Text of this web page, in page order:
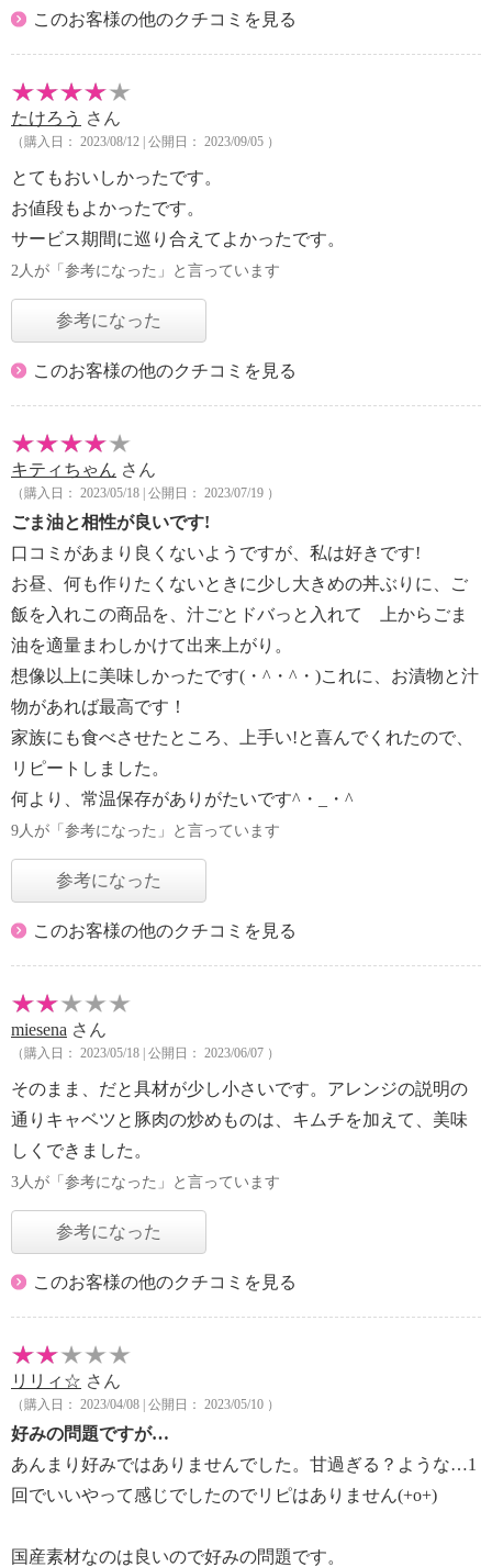
このお客様の他のクチコミを見る
たけろう さん
（購入日： 2023/08/12 | 公開日： 2023/09/05 ）
とてもおいしかったです。
お値段もよかったです。
サービス期間に巡り合えてよかったです。
2人が「参考になった」と言っています
参考になった
このお客様の他のクチコミを見る
キティちゃん さん
（購入日： 2023/05/18 | 公開日： 2023/07/19 ）
ごま油と相性が良いです!
口コミがあまり良くないようですが、私は好きです!
お昼、何も作りたくないときに少し大きめの丼ぶりに、ご
飯を入れこの商品を、汁ごとドバっと入れて 上からごま
油を適量まわしかけて出来上がり。
想像以上に美味しかったです(・^・^・)これに、お漬物と汁
物があれば最高です！
家族にも食べさせたところ、上手い!と喜んでくれたので、
リピートしました。
何より、常温保存がありがたいです^・_・^
9人が「参考になった」と言っています
参考になった
このお客様の他のクチコミを見る
miesena さん
（購入日： 2023/05/18 | 公開日： 2023/06/07 ）
そのまま、だと具材が少し小さいです。アレンジの説明の
通りキャベツと豚肉の炒めものは、キムチを加えて、美味
しくできました。
3人が「参考になった」と言っています
参考になった
このお客様の他のクチコミを見る
リリィ☆ さん
（購入日： 2023/04/08 | 公開日： 2023/05/10 ）
好みの問題ですが…
あんまり好みではありませんでした。甘過ぎる？ような…1
回でいいやって感じでしたのでリピはありません(+o+)
国産素材なのは良いので好みの問題です。